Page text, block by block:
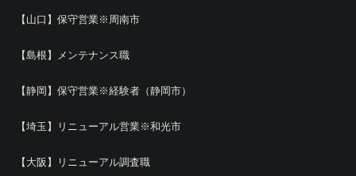
【山口】保守営業※周南市
【島根】メンテナンス職
【静岡】保守営業※経験者（静岡市）
【埼玉】リニューアル営業※和光市
【大阪】リニューアル調査職